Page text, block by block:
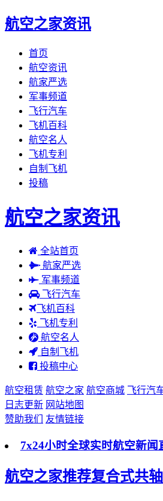
航空之家资讯
首页
航空资讯
航家严选
军事频道
飞行汽车
飞机百科
航空名人
飞机专利
自制飞机
投稿
航空之家资讯
全站首页
航家严选
军事频道
飞行汽车
飞机百科
飞机专利
航空名人
自制飞机
投稿中心
航空租赁 航空之家 航空商城 飞行汽
日志更新 网站地图
赞助我们
友情链接
7x24小时全球实时航空新闻
航空之家推荐复合式共